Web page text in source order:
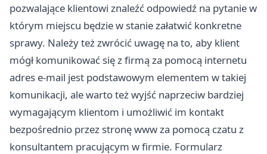
pozwalające klientowi znaleźć odpowiedź na pytanie w
którym miejscu będzie w stanie załatwić konkretne
sprawy. Należy też zwrócić uwagę na to, aby klient
mógł komunikować się z firmą za pomocą internetu
adres e-mail jest podstawowym elementem w takiej
komunikacji, ale warto też wyjść naprzeciw bardziej
wymagającym klientom i umożliwić im kontakt
bezpośrednio przez stronę www za pomocą czatu z
konsultantem pracującym w firmie. Formularz